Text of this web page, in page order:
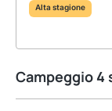
Alta stagione
Campeggio 4